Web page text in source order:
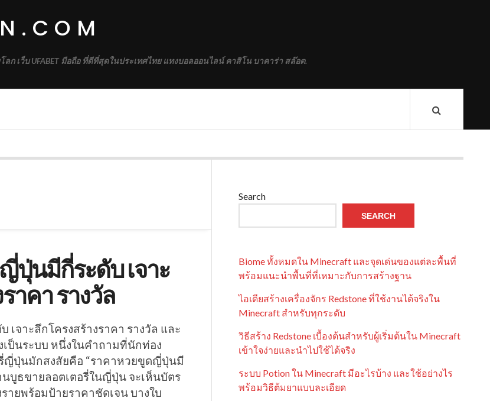
ก เว็บ UFABET มือถือ ที่ดีที่สุดในประเทศไทย แทงบอลออนไลน์ คาสิโน บาคาร่า สล๊อต.
ปุ่นมีกี่ระดับ เจาะ
าคา รางวัล
จาะลึกโครงสร้างราคา รางวัล และ
ป็นระบบ หนึ่งในคำถามที่นักท่อง
ญี่ปุ่นมักสงสัยคือ “ราคาหวยขูดญี่ปุ่นมี
นบูธขายลอตเตอรี่ในญี่ปุ่น จะเห็นบัตร
ายพร้อมป้ายราคาชัดเจน บางใบ
Search
SEARCH
Biome ทั้งหมดใน Minecraft และจุดเด่นของแต่ละพื้นที่
พร้อมแนะนำพื้นที่ที่เหมาะกับการสร้างฐาน
ไอเดียสร้างเครื่องจักร Redstone ที่ใช้งานได้จริงใน
Minecraft สำหรับทุกระดับ
วิธีสร้าง Redstone เบื้องต้นสำหรับผู้เริ่มต้นใน Minecraft
เข้าใจง่ายและนำไปใช้ได้จริง
ระบบ Potion ใน Minecraft มีอะไรบ้าง และใช้อย่างไร
พร้อมวิธีต้มยาแบบละเอียด